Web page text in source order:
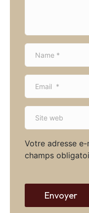
Votre adresse
champs
N
m
*
E
a
l
*
S
e
w
b
Envoyer